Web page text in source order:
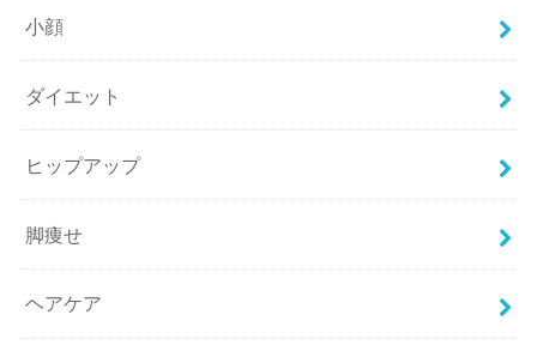
小顔
ダイエット
ヒップアップ
脚痩せ
ヘアケア